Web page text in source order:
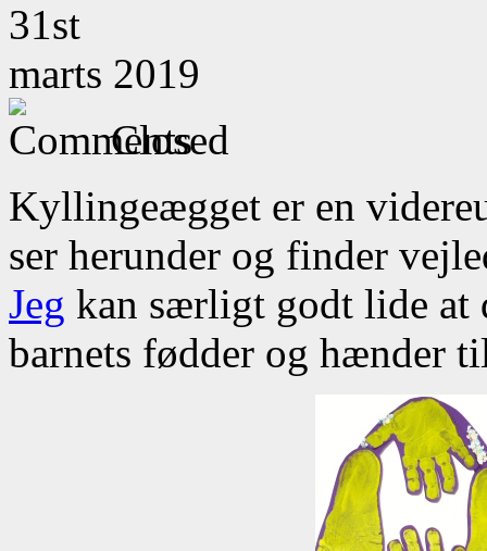
31st
marts 2019
Closed
Kyllingeægget er en
ser herunder og finder
Jeg kan særligt godt lide at
barnets fødder og hænder